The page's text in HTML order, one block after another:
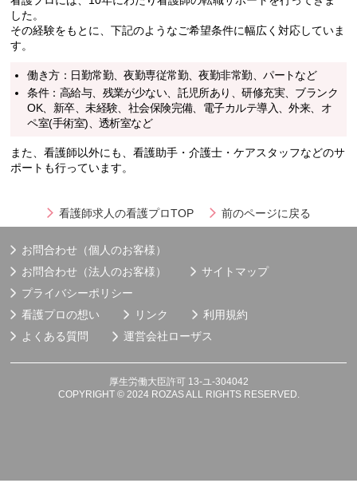
した。
その経験をもとに、下記のようなご希望条件に幅広く対応していま
す。
働き方：日勤常勤、夜勤専従常勤、夜勤非常勤、パートなど
条件：高給与、残業が少ない、託児所あり、研修充実、ブランク
OK、新卒、未経験、社会保険完備、電子カルテ導入、外来、オ
ペ室(手術室)、透析室など
また、看護師以外にも、看護助手・介護士・ケアスタッフなどのサ
ポートも行っています。
看護師求人の看護プロTOP 前のページに戻る
お問合わせ（個人のお客様）
お問合わせ（法人のお客様）
サイトマップ
プライバシーポリシー
看護プロの想い
リンク
利用規約
よくある質問
運営会社ローザス
厚生労働大臣許可 13-ユ-304042
COPYRIGHT © 2024 ROZAS ALL RIGHTS RESERVED.